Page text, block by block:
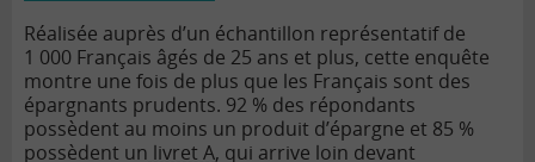
Réalisée auprès d’un échantillon représentatif de
1 000 Français âgés de 25 ans et plus, cette enquête
montre une fois de plus que les Français sont des
épargnants prudents. 92 % des répondants
possèdent au moins un produit d’épargne et 85 %
possèdent un livret A, qui arrive loin devant